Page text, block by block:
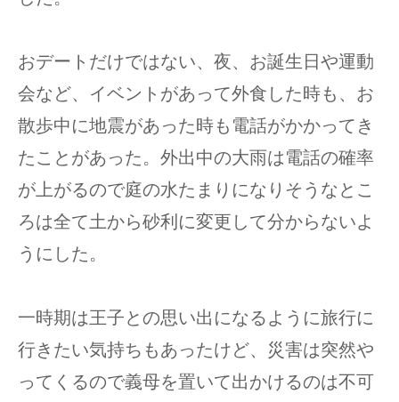
おデートだけではない、夜、お誕生日や運動
会など、イベントがあって外食した時も、お
散歩中に地震があった時も電話がかかってき
たことがあった。外出中の大雨は電話の確率
が上がるので庭の水たまりになりそうなとこ
ろは全て土から砂利に変更して分からないよ
うにした。
一時期は王子との思い出になるように旅行に
行きたい気持ちもあったけど、災害は突然や
ってくるので義母を置いて出かけるのは不可